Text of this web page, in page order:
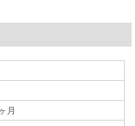
格がわかるようなも
明細書等が送られることは
月